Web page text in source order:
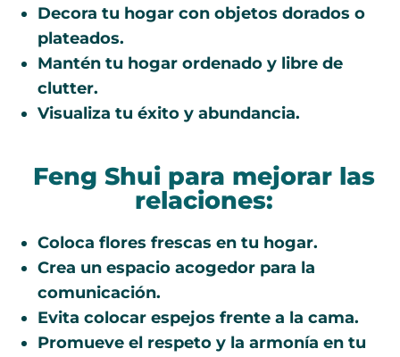
Decora tu hogar con objetos dorados o
plateados.
Mantén tu hogar ordenado y libre de
clutter.
Visualiza tu éxito y abundancia.
Feng Shui para mejorar las
relaciones:
Coloca flores frescas en tu hogar.
Crea un espacio acogedor para la
comunicación.
Evita colocar espejos frente a la cama.
Promueve el respeto y la armonía en tu